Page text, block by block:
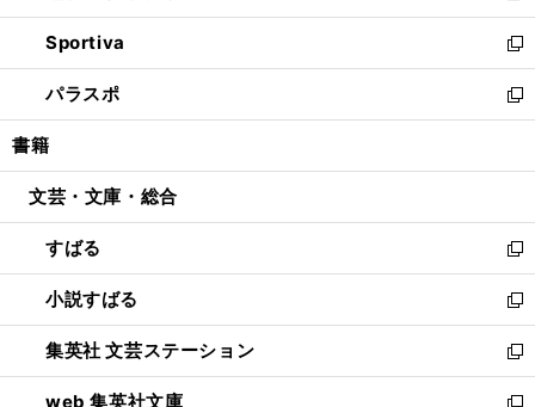
開
く
ン
ド
ウ
で
開
ウ
ィ
ン
ド
ウ
開
し
い
ウ
ィ
ン
ウ
開
く
Sportiva
新
し
い
ウ
ン
ウ
で
開
く
パラスポ
新
し
ウ
ン
ド
ウ
で
開
く
書籍
文芸・文庫・総合
すばる
新
し
い
ウ
ィ
ン
小説すばる
新
し
い
ウ
集英社 文芸ステーション
新
し
web 集英社文庫